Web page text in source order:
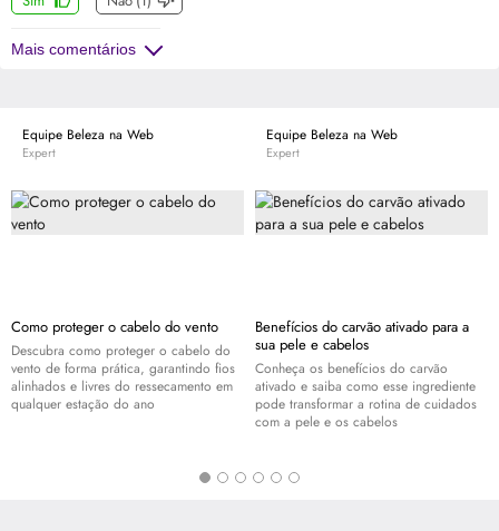
Mais comentários
Equipe Beleza na Web
Expert
Como proteger o cabelo do vento
Descubra como proteger o cabelo do
vento de forma prática, garantindo fios
alinhados e livres do ressecamento em
qualquer estação do ano
Equipe Beleza na Web
Expert
Benefícios do carvão ativado para a
sua pele e cabelos
Conheça os benefícios do carvão
ativado e saiba como esse ingrediente
pode transformar a rotina de cuidados
com a pele e os cabelos